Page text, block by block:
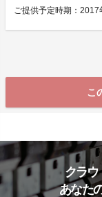
ご提供予定時期：2017
こ
クラウ
あなた